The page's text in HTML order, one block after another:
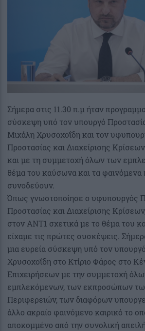
Σήμερα στις 11.30 π.μ ήταν
σύσκεψη υπό τον υπουργό
Μιχάλη Χρυσοχοΐδη και τον
Προστασίας και Διαχείρισης
και με τη συμμετοχή όλων των
θέμα του καύσωνα και τα φαινόμενα
συνοδεύουν.
Όπως γνωστοποίησε ο υφυπουργός
Προστασίας και Διαχείρισης
στον ΑΝΤ1 σχετικά με το θέμα του
είχαμε τις πρώτες συσκέψεις.
μια ευρεία σύσκεψη υπό τον
Χρυσοχοΐδη στο Κτίριο Φάρος στο
Επιχειρήσεων με την συμμετοχή
εμπλεκόμενων, των εκπροσώπων
Περιφερειών, των διαφόρων
άλλο ακραίο φαινόμενο καιρικό το
αποκομμένο από την συνολική